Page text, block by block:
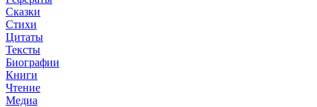
Сказки
Стихи
Цитаты
Тексты
Биографии
Книги
Чтение
Медиа